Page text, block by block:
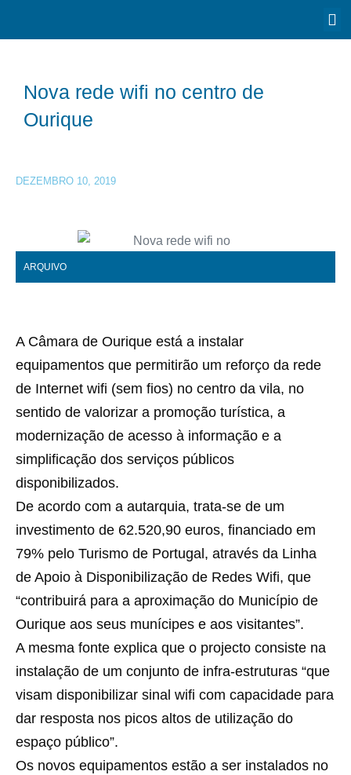
Nova rede wifi no centro de
Ourique
DEZEMBRO 10, 2019
ARQUIVO
A Câmara de Ourique está a instalar
equipamentos que permitirão um reforço da rede
de Internet wifi (sem fios) no centro da vila, no
sentido de valorizar a promoção turística, a
modernização de acesso à informação e a
simplificação dos serviços públicos
disponibilizados.
De acordo com a autarquia, trata-se de um
investimento de 62.520,90 euros, financiado em
79% pelo Turismo de Portugal, através da Linha
de Apoio à Disponibilização de Redes Wifi, que
“contribuirá para a aproximação do Município de
Ourique aos seus munícipes e aos visitantes”.
A mesma fonte explica que o projecto consiste na
instalação de um conjunto de infra-estruturas “que
visam disponibilizar sinal wifi com capacidade para
dar resposta nos picos altos de utilização do
espaço público”.
Os novos equipamentos estão a ser instalados no